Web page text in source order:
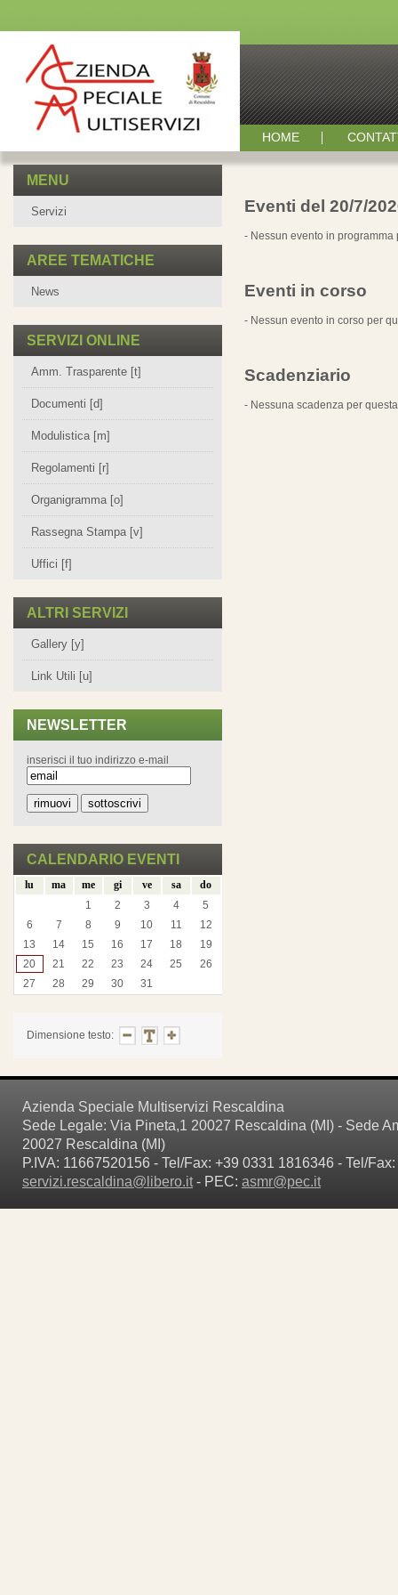
HOME
MENU
Servizi
AREE TEMATICHE
News
SERVIZI ONLINE
Amm. Trasparente [t]
Documenti [d]
Modulistica [m]
Regolamenti [r]
Organigramma [o]
Rassegna Stampa [v]
Uffici [f]
ALTRI SERVIZI
Gallery [y]
Link Utili [u]
NEWSLETTER
inserisci il tuo indirizzo e-mail
CALENDARIO EVENTI
lu ma me gi ve sa
do
1
2 3 4
5
6
7 8 9 10 11
12
13
14 15 16 17 18
19
20
21 22 23 24 25
26
27
28 29 30 31
Dimensione testo:
Eventi del 20/7/
- Nessun evento in programma
Eventi in corso
- Nessun evento in corso per
Scadenziario
- Nessuna scadenza per
Azienda Speciale Multiservizi Rescaldina
Sede Legale: Via Pineta,1 20027 Rescaldina (MI) - Sede
20027 Rescaldina (MI)
P.IVA: 11667520156 - Tel/Fax: +39 0331 1816346 - Tel/
servizi.rescaldina@libero.it- PEC: asmr@pec.it